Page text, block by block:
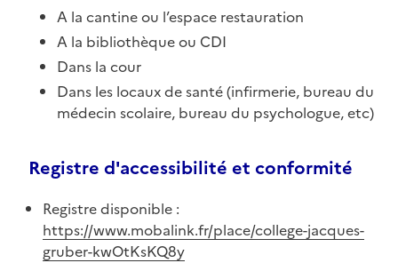
A la cantine ou l’espace restauration
A la bibliothèque ou CDI
Dans la cour
Dans les locaux de santé (infirmerie, bureau du
médecin scolaire, bureau du psychologue, etc)
Registre d'accessibilité et conformité
Registre disponible :
https://www.mobalink.fr/place/college-jacques-
gruber-kwOtKsKQ8y